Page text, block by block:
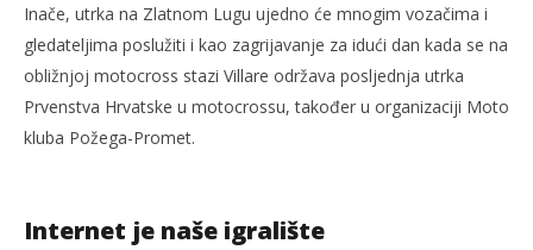
Inače, utrka na Zlatnom Lugu ujedno će mnogim vozačima i
gledateljima poslužiti i kao zagrijavanje za idući dan kada se na
obližnjoj motocross stazi Villare održava posljednja utrka
Prvenstva Hrvatske u motocrossu, također u organizaciji Moto
kluba Požega-Promet.
Internet je naše igralište